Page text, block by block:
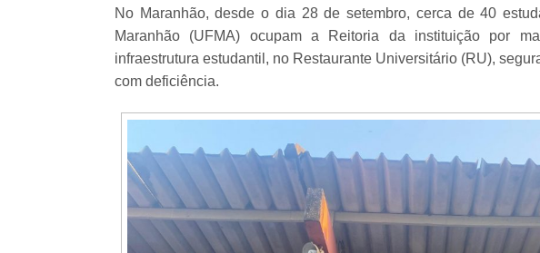
No Maranhão, desde o dia 28 de setembro, cerca de 40
Maranhão (UFMA) ocupam a Reitoria da instituição por
infraestrutura estudantil, no Restaurante Universitário (RU),
com deficiência.